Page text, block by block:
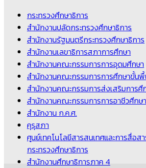
กระทรวงศึกษาธิการ
สำนักงานปลัดกระทรวงศึกษาธิการ
สำนักงานรัฐมนตรีกระทรวงศึกษาธิการ
สำนักงานเลขาธิการสภาการศึกษา
สำนักงานคณะกรรมการการอุดมศึกษา
สำนักงานคณะกรรมการการศึกษาขั้น
สำนักงานคณะกรรมการส่งเสริมการศึ
สำนักงานคณะกรรมการการอาชีวศึกษา
สำนักงาน ก.ค.ศ.
คุรุสภา
ศูนย์เทคโนโลยีสารสนเทศและการสื่อส
กระทรวงศึกษาธิการ
สำนักงานศึกษาธิการภาค 4